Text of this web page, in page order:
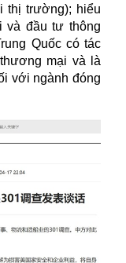
thị trường); hiểu
và đầu tư thông
Quốc có tác
mại và là
với ngành đóng